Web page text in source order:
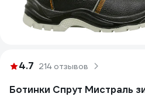
4.7 214 отзывов
Ботинки Спрут Мистраль